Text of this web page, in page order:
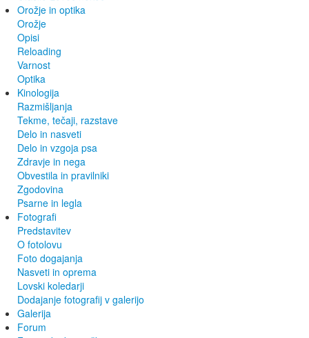
Orožje in optika
Orožje
Opisi
Reloading
Varnost
Optika
Kinologija
Razmišljanja
Tekme, tečaji, razstave
Delo in nasveti
Delo in vzgoja psa
Zdravje in nega
Obvestila in pravilniki
Zgodovina
Psarne in legla
Fotografi
Predstavitev
O fotolovu
Foto dogajanja
Nasveti in oprema
Lovski koledarji
Dodajanje fotografij v galerijo
Galerija
Forum